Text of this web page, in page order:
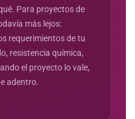
Para proyectos de
más lejos:
requerimientos de tu
resistencia química,
el proyecto lo vale,
adentro.